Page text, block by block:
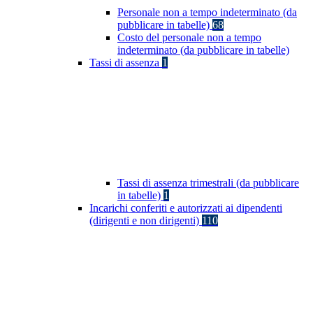
Personale non a tempo indeterminato (da
pubblicare in tabelle) 68
Costo del personale non a tempo
indeterminato (da pubblicare in tabelle)
Tassi di assenza 1
Tassi di assenza trimestrali (da pubblicare
in tabelle) 1
Incarichi conferiti e autorizzati ai dipendenti
(dirigenti e non dirigenti) 110